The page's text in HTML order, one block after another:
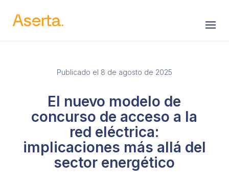
Saltar al contenido
Publicado el 8 de agosto de 2025
El nuevo modelo de
concurso de acceso a la
red eléctrica:
implicaciones más allá del
sector energético